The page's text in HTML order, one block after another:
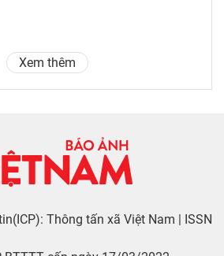
Xem thêm
Thông tấn xã Việt Nam | ISSN